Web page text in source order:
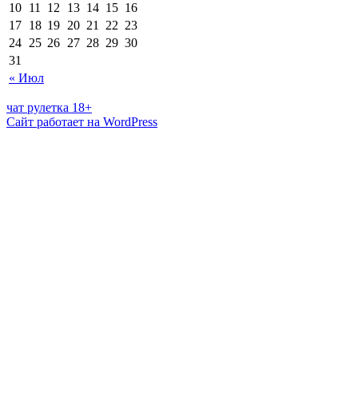
« Июл
10 11 12 13 14 15 16
17 18 19 20 21 22 23
24 25 26 27 28 29 30
31
чат рулетка 18+
Сайт работает на WordPress